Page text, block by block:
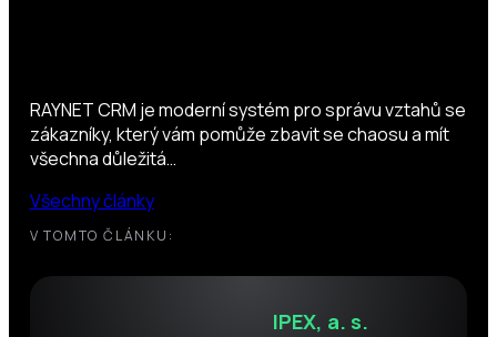
RAYNET CRM je moderní systém pro správu vztahů se
zákazníky, který vám pomůže zbavit se chaosu a mít
všechna důležitá…
Všechny články
V TOMTO ČLÁNKU:
IPEX, a. s.